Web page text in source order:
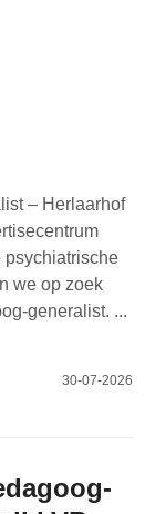
– Herlaarhof
psychiatrische
we op zoek
generalist. ...
30-07-2026